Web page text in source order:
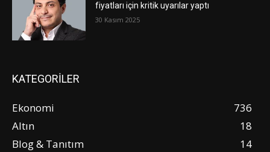
fiyatları için kritik uyarılar yaptı
30 Kasım 2025
KATEGORİLER
Ekonomi
736
Altın
18
Blog & Tanıtım
14